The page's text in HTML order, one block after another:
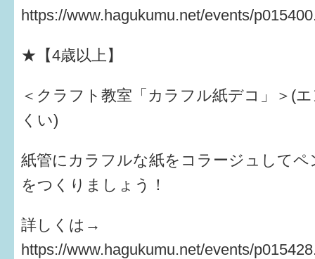
https://www.hagukumu.net/events/
★【4歳以上】
＜クラフト教室「カラフル紙デコ」＞(
くい)
紙管にカラフルな紙をコラージュしてペ
をつくりましょう！
詳しくは→
https://www.hagukumu.net/events/